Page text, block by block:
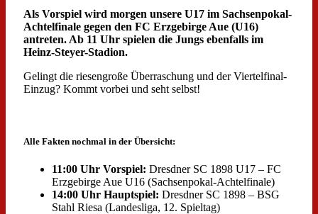
Als Vorspiel wird morgen unsere U17 im Sachsenpokal-
Achtelfinale gegen den FC Erzgebirge Aue (U16)
antreten. Ab 11 Uhr spielen die Jungs ebenfalls im
Heinz-Steyer-Stadion.
Gelingt die riesengroße Überraschung und der Viertelfinal-
Einzug? Kommt vorbei und seht selbst!
Alle Fakten nochmal in der Übersicht:
11:00 Uhr Vorspiel: Dresdner SC 1898 U17 – FC
Erzgebirge Aue U16 (Sachsenpokal-Achtelfinale)
14:00 Uhr Hauptspiel: Dresdner SC 1898 – BSG
Stahl Riesa (Landesliga, 12. Spieltag)